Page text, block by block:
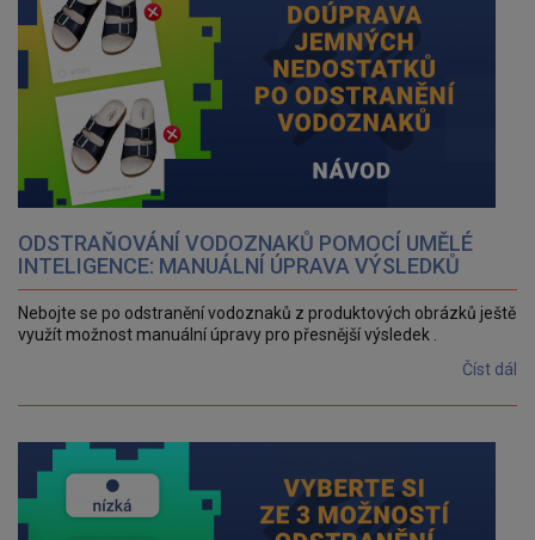
ODSTRAŇOVÁNÍ VODOZNAKŮ POMOCÍ UMĚLÉ
INTELIGENCE: MANUÁLNÍ ÚPRAVA VÝSLEDKŮ
Nebojte se po odstranění vodoznaků z produktových obrázků ještě
využít možnost manuální úpravy pro přesnější výsledek .
Číst dál